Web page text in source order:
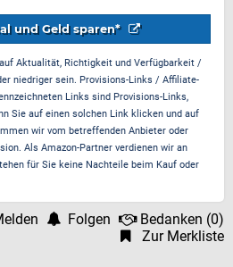
und Geld sparen*
Aktualität, Richtigkeit und Verfügbarkeit /
niedriger sein. Provisions-Links / Affiliate-
Links sind Provisions-Links,
Sie auf einen solchen Link klicken und auf
wir vom betreffenden Anbieter oder
Als Amazon-Partner verdienen wir an
für Sie keine Nachteile beim Kauf oder
Folgen Bedanken (0)
Zur Merkliste